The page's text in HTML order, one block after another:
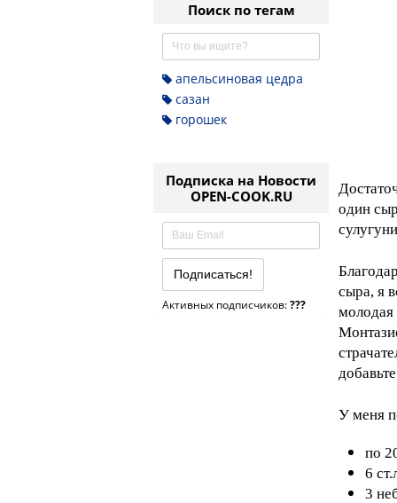
Поиск по тегам
апельсиновая цедра
сазан
горошек
Подписка на Новости
OPEN-COOK.RU
Активных подписчиков:???
один
сыра, я
молодая
У меня
по
6
3